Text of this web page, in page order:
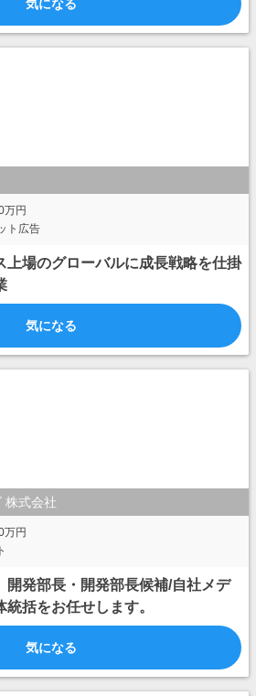
気になる
万円
ト広告
上場のグローバルに成長戦略を仕掛
気になる
株式会社
万円
開発部長・開発部長候補/自社メデ
括をお任せします。
気になる